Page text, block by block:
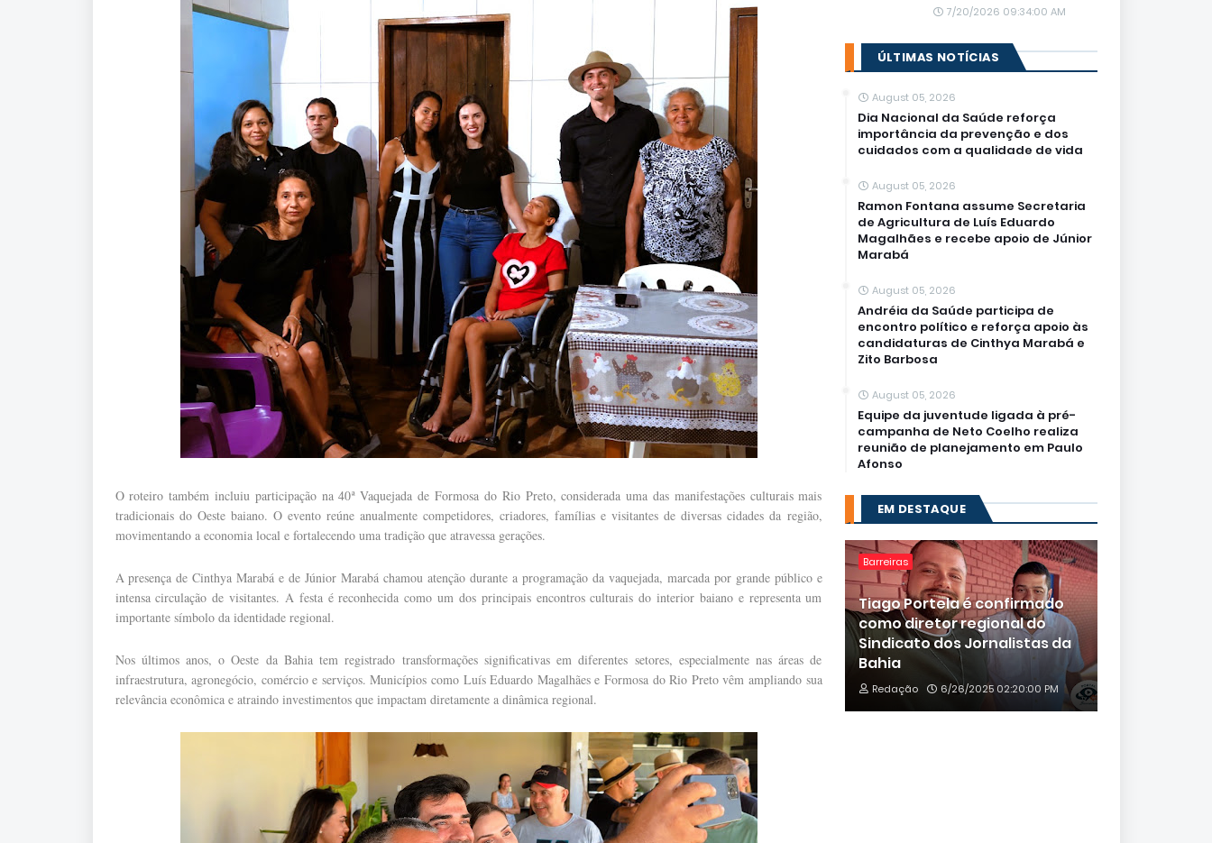
O roteiro também incluiu participação na 40ª Vaquejada de Formosa do Rio Preto, considerada uma das manifestações culturais mais
tradicionais do Oeste baiano. O evento reúne anualmente competidores, criadores, famílias e visitantes de diversas cidades da região,
movimentando a economia local e fortalecendo uma tradição que atravessa gerações.
A presença de Cinthya Marabá e de Júnior Marabá chamou atenção durante a programação da vaquejada, marcada por grande público e
intensa circulação de visitantes. A festa é reconhecida como um dos principais encontros culturais do interior baiano e representa um
importante símbolo da identidade regional.
Nos últimos anos, o Oeste da Bahia tem registrado transformações significativas em diferentes setores, especialmente nas áreas de
infraestrutura, agronegócio, comércio e serviços. Municípios como Luís Eduardo Magalhães e Formosa do Rio Preto vêm ampliando sua
relevância econômica e atraindo investimentos que impactam diretamente a dinâmica regional.
7/20/2026 09:34:00 AM
ÚLTIMAS NOTÍCIAS
August 05, 2026
Dia Nacional da Saúde reforça
importância da prevenção e dos
cuidados com a qualidade de vida
August 05, 2026
Ramon Fontana assume Secretaria
de Agricultura de Luís Eduardo
Magalhães e recebe apoio de Júnior
Marabá
August 05, 2026
Andréia da Saúde participa de
encontro político e reforça apoio às
candidaturas de Cinthya Marabá e
Zito Barbosa
August 05, 2026
Equipe da juventude ligada à pré-
campanha de Neto Coelho realiza
reunião de planejamento em Paulo
Afonso
EM DESTAQUE
Barreiras
Tiago Portela é confirmado
como diretor regional do
Sindicato dos Jornalistas da
Bahia
Redação 6/26/2025 02:20:00 PM